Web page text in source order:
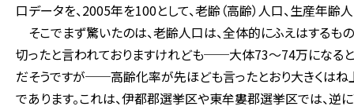
口データを、2005年を100として、老齢（高齢）人口、生産年
そこでまず驚いたのは、老齢人口は、全体的にふえはする
切ったと言われておりますけれども──大体73～74万にな
だそうですが──高齢化率が先ほども言ったとおり大きくはね
であります。これは、伊都郡選挙区や東牟婁郡選挙区では、逆